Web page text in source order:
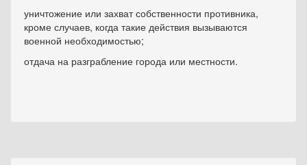
уничтожение или захват собственности противника,
кроме случаев, когда такие действия вызываются
военной необходимостью;
отдача на разграбление города или местности.